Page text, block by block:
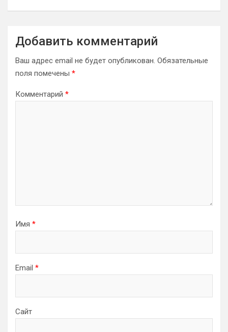
Добавить комментарий
Ваш адрес email не будет опубликован. Обязательные
поля помечены *
Комментарий *
Имя *
Email *
Сайт